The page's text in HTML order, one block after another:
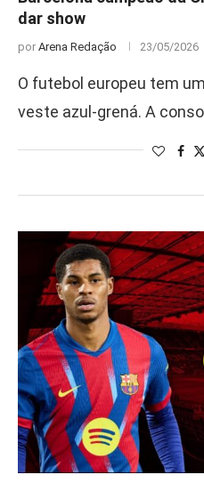
dar show
por Arena Redação 23/05/2026
O futebol europeu tem
veste azul-grená. A